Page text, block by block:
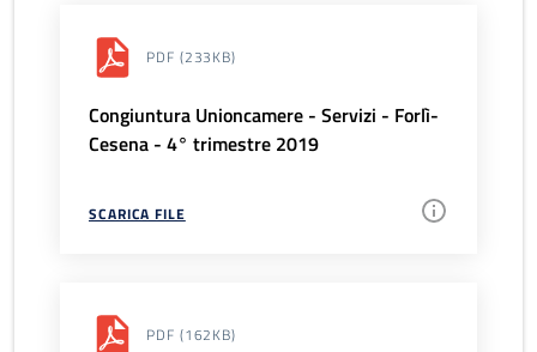
PDF (233KB)
Congiuntura Unioncamere - Servizi - Forlì-
Cesena - 4° trimestre 2019
SCARICA FILE
PDF (162KB)